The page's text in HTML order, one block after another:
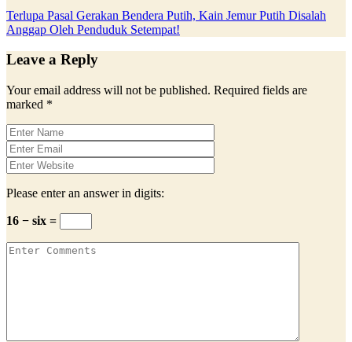
Terlupa Pasal Gerakan Bendera Putih, Kain Jemur Putih Disalah
Anggap Oleh Penduduk Setempat!
Leave a Reply
Your email address will not be published. Required fields are
marked *
Please enter an answer in digits:
16 − six =